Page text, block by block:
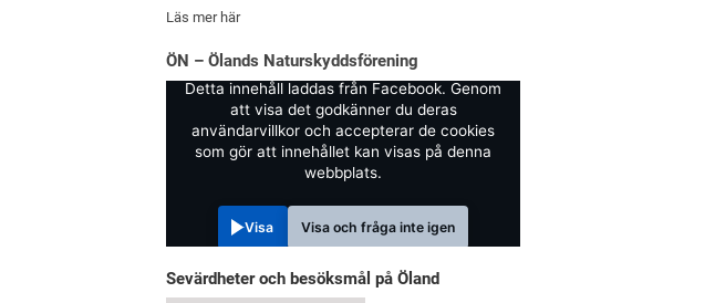
Läs mer här
ÖN – Ölands Naturskyddsförening
Detta innehåll laddas från Facebook. Genom
att visa det godkänner du deras
användarvillkor och accepterar de cookies
som gör att innehållet kan visas på denna
webbplats.
Visa Visa och fråga inte igen
Sevärdheter och besöksmål på Öland